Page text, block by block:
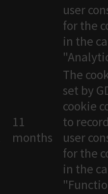
user
for the
in the
11
months
The
set by
cookie
to
user
for the
in the